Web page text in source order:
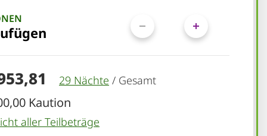
29 Nächte / Gesamt
Kaution
aller Teilbeträge